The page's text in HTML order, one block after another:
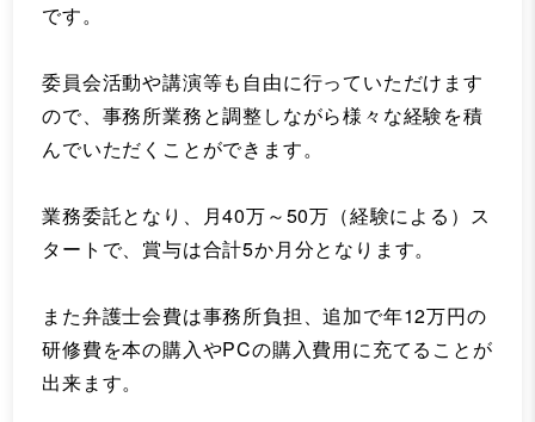
です。
委員会活動や講演等も自由に行っていただけます
ので、事務所業務と調整しながら様々な経験を積
んでいただくことができます。
業務委託となり、月40万～50万（経験による）ス
タートで、賞与は合計5か月分となります。
また弁護士会費は事務所負担、追加で年12万円の
研修費を本の購入やPCの購入費用に充てることが
出来ます。